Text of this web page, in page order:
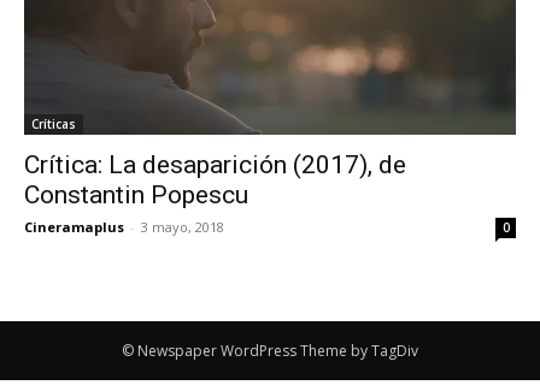
Críticas
Crítica: La desaparición (2017), de
Constantin Popescu
Cineramaplus - 3 mayo, 2018 0
© Newspaper WordPress Theme by TagDiv